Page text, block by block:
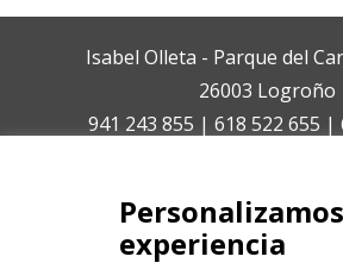
Isabel Olleta - Parque del
26003 Logroño
941 243 855 | 618 522 655 |
experiencia